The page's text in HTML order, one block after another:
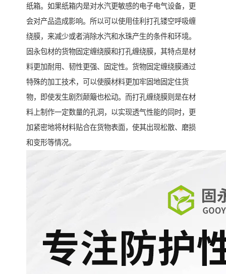
纸箱。如果纸箱内是对水汽更敏感的电子电气设备，更
会对产品造成影响。所以可以使用佳利打孔镂空呼吸缠
绕膜，来减少或者消除水汽和水珠产生的条件和环境。
固永包材的货物固定缠绕膜和打孔缠绕膜，其特点是材
料更加耐用、韧性更强、固定性。货物固定缠绕膜通过
特殊的加工技术，可以使膜材料更加牢固地固定住货
物，即使发生剧烈颠簸也松动。而打孔缠绕膜则是在材
料上制作一定数量的孔洞，以实现透气性能的同时，更
加紧密地将材料贴合在货物表面，使其出现松散、磨损
和变形等情况。